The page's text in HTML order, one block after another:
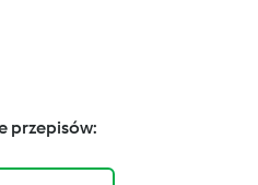
przepisów: